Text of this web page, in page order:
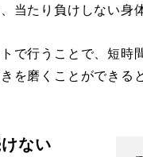
当たり負けしない身
で行うことで、短時
を磨くことができる
ない